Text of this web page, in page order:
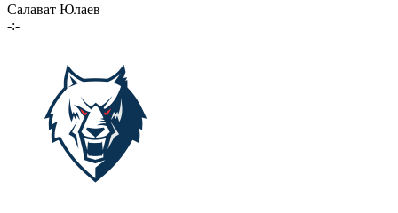
Салават Юлаев
-:-